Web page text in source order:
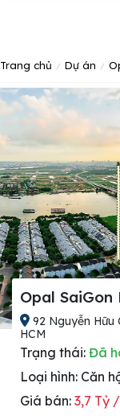
Trang chủ Dự án
Opal SaiGon
92 Nguyễn Hữu
HCM
Trạng thái: Đã
Loại hình: Căn
Giá bán: 3,7 Tỷ